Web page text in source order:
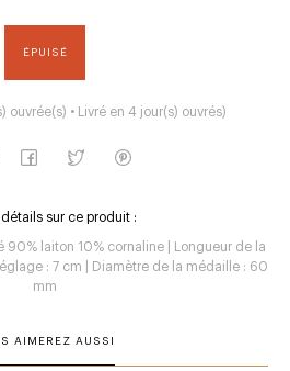
ÉPUISÉ
ouvrée(s) • Livré en 4 jour(s) ouvrés)
détails sur ce produit :
90% laiton 10% cornaline | Longueur de la
: 7 cm | Diamètre de la médaille : 60
mm
AIMEREZ AUSSI